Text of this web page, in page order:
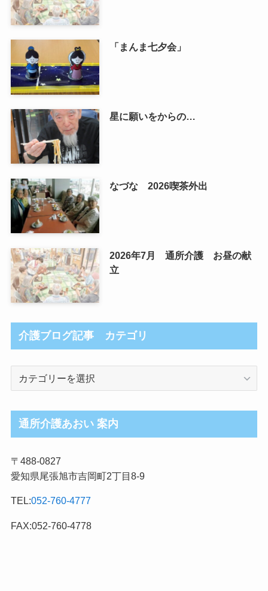
「まんま七夕会」
星に願いをからの…
なづな 2026喫茶外出
2026年7月 通所介護 お昼の献
立
介護ブログ記事 カテゴリ
ロ
グ
事
カ
ゴ
リ
通所介護あおい 案内
〒488-0827
愛知県尾張旭市吉岡町2丁目8-9
TEL:052-760-4777
FAX:052-760-4778